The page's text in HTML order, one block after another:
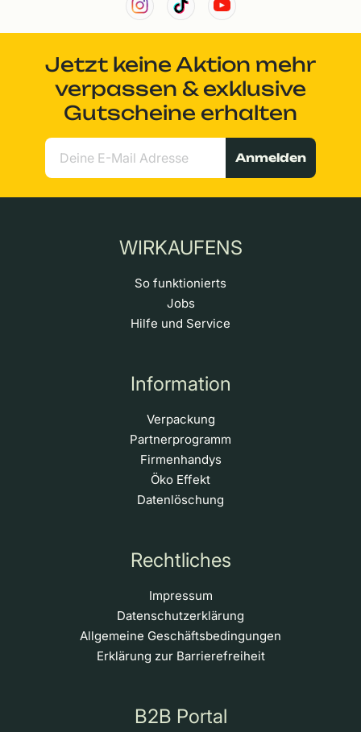
Jetzt keine Aktion mehr
verpassen & exklusive
Gutscheine erhalten
Anmelden
WIRKAUFENS
So funktionierts
Jobs
Hilfe und Service
Information
Verpackung
Partnerprogramm
Firmenhandys
Öko Effekt
Datenlöschung
Rechtliches
Impressum
Datenschutzerklärung
Allgemeine Geschäftsbedingungen
Erklärung zur Barrierefreiheit
B2B Portal